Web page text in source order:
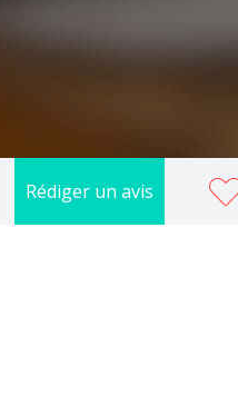
Rédiger un avis